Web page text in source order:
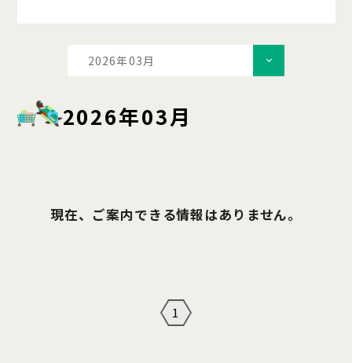
2026年03月
2026年03月
現在、ご案内できる情報はありません。
1